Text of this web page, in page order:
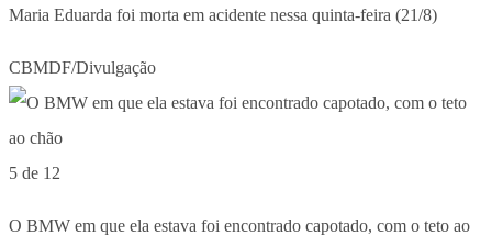
Maria Eduarda foi morta em acidente nessa quinta-feira (21/8)
CBMDF/Divulgação
5 de 12
O BMW em que ela estava foi encontrado capotado, com o teto ao